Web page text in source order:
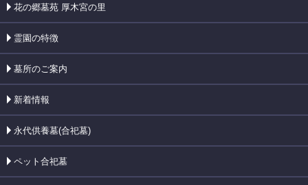
花の郷墓苑 厚木宮の里
霊園の特徴
墓所のご案内
新着情報
永代供養墓(合祀墓)
ペット合祀墓